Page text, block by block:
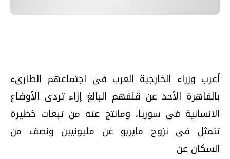
أعرب وزراء الخارجية العرب فى اجتماعهم الطارىء
بالقاهرة الأحد عن قلقهم البالغ إزاء تردى الأوضاع
الانسانية فى سوريا، ومانتج عنه من تبعات خطيرة
تتمثل فى نزوح مايربو عن مليونيين ونصف من
السكان عن